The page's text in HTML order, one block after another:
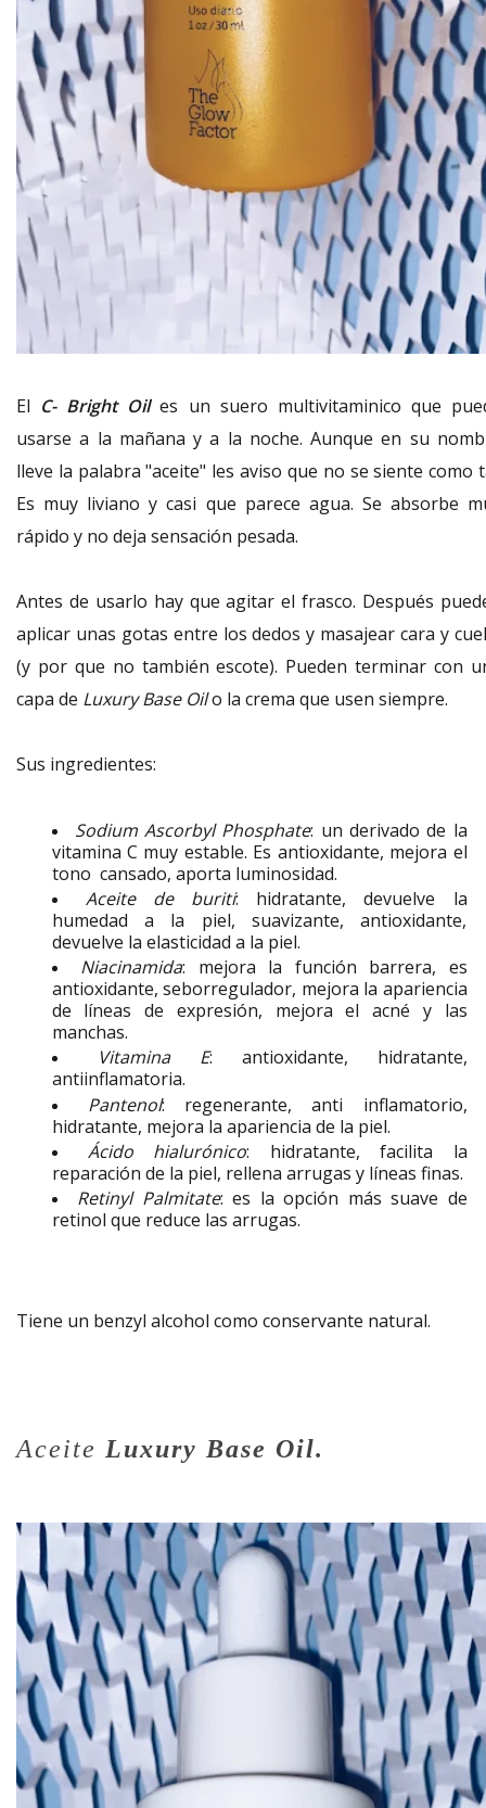
El C- Bright Oiles un suero multivitaminico que
usarse a la mañana y a la noche. Aunque en su
lleve la palabra "aceite" les aviso que no se siente como
Es muy liviano y casi que parece agua. Se absorbe
rápido y no deja sensación pesada.
Antes de usarlo hay que agitar el frasco. Después
aplicar unas gotas entre los dedos y masajear cara y
(y por que no también escote). Pueden terminar con
capa de Luxury Base Oilo la crema que usen siempre.
Sus ingredientes:
Sodium Ascorbyl Phosphate: un derivado de la
vitamina C muy estable. Es antioxidante, mejora el
tono cansado, aporta luminosidad.
Aceite de buriti: hidratante, devuelve la
humedad a la piel, suavizante, antioxidante,
devuelve la elasticidad a la piel.
Niacinamida: mejora la función barrera, es
antioxidante, seborregulador, mejora la apariencia
de líneas de expresión, mejora el acné y las
manchas.
Vitamina E: antioxidante, hidratante,
antiinflamatoria.
Pantenol: regenerante, anti inflamatorio,
hidratante, mejora la apariencia de la piel.
Ácido hialurónico: hidratante, facilita la
reparación de la piel, rellena arrugas y líneas finas.
Retinyl Palmitate: es la opción más suave de
retinol que reduce las arrugas.
Tiene un benzyl alcohol como conservante natural.
Aceite Luxury Base Oil.